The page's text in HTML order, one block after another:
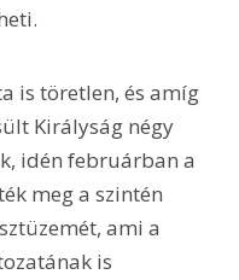
is töretlen, és amíg
Királyság négy
idén februárban a
meg a szintén
ami a
is